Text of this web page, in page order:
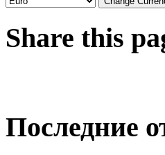
Share this
Последние